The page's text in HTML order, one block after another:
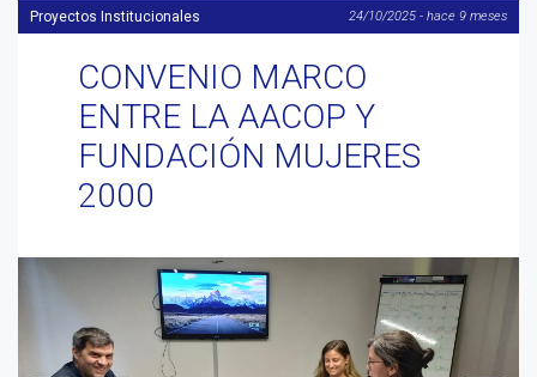
Proyectos Institucionales 24/10/2025 - hace 9 meses
CONVENIO MARCO
ENTRE LA AACOP Y
FUNDACIÓN MUJERES
2000
Anterior